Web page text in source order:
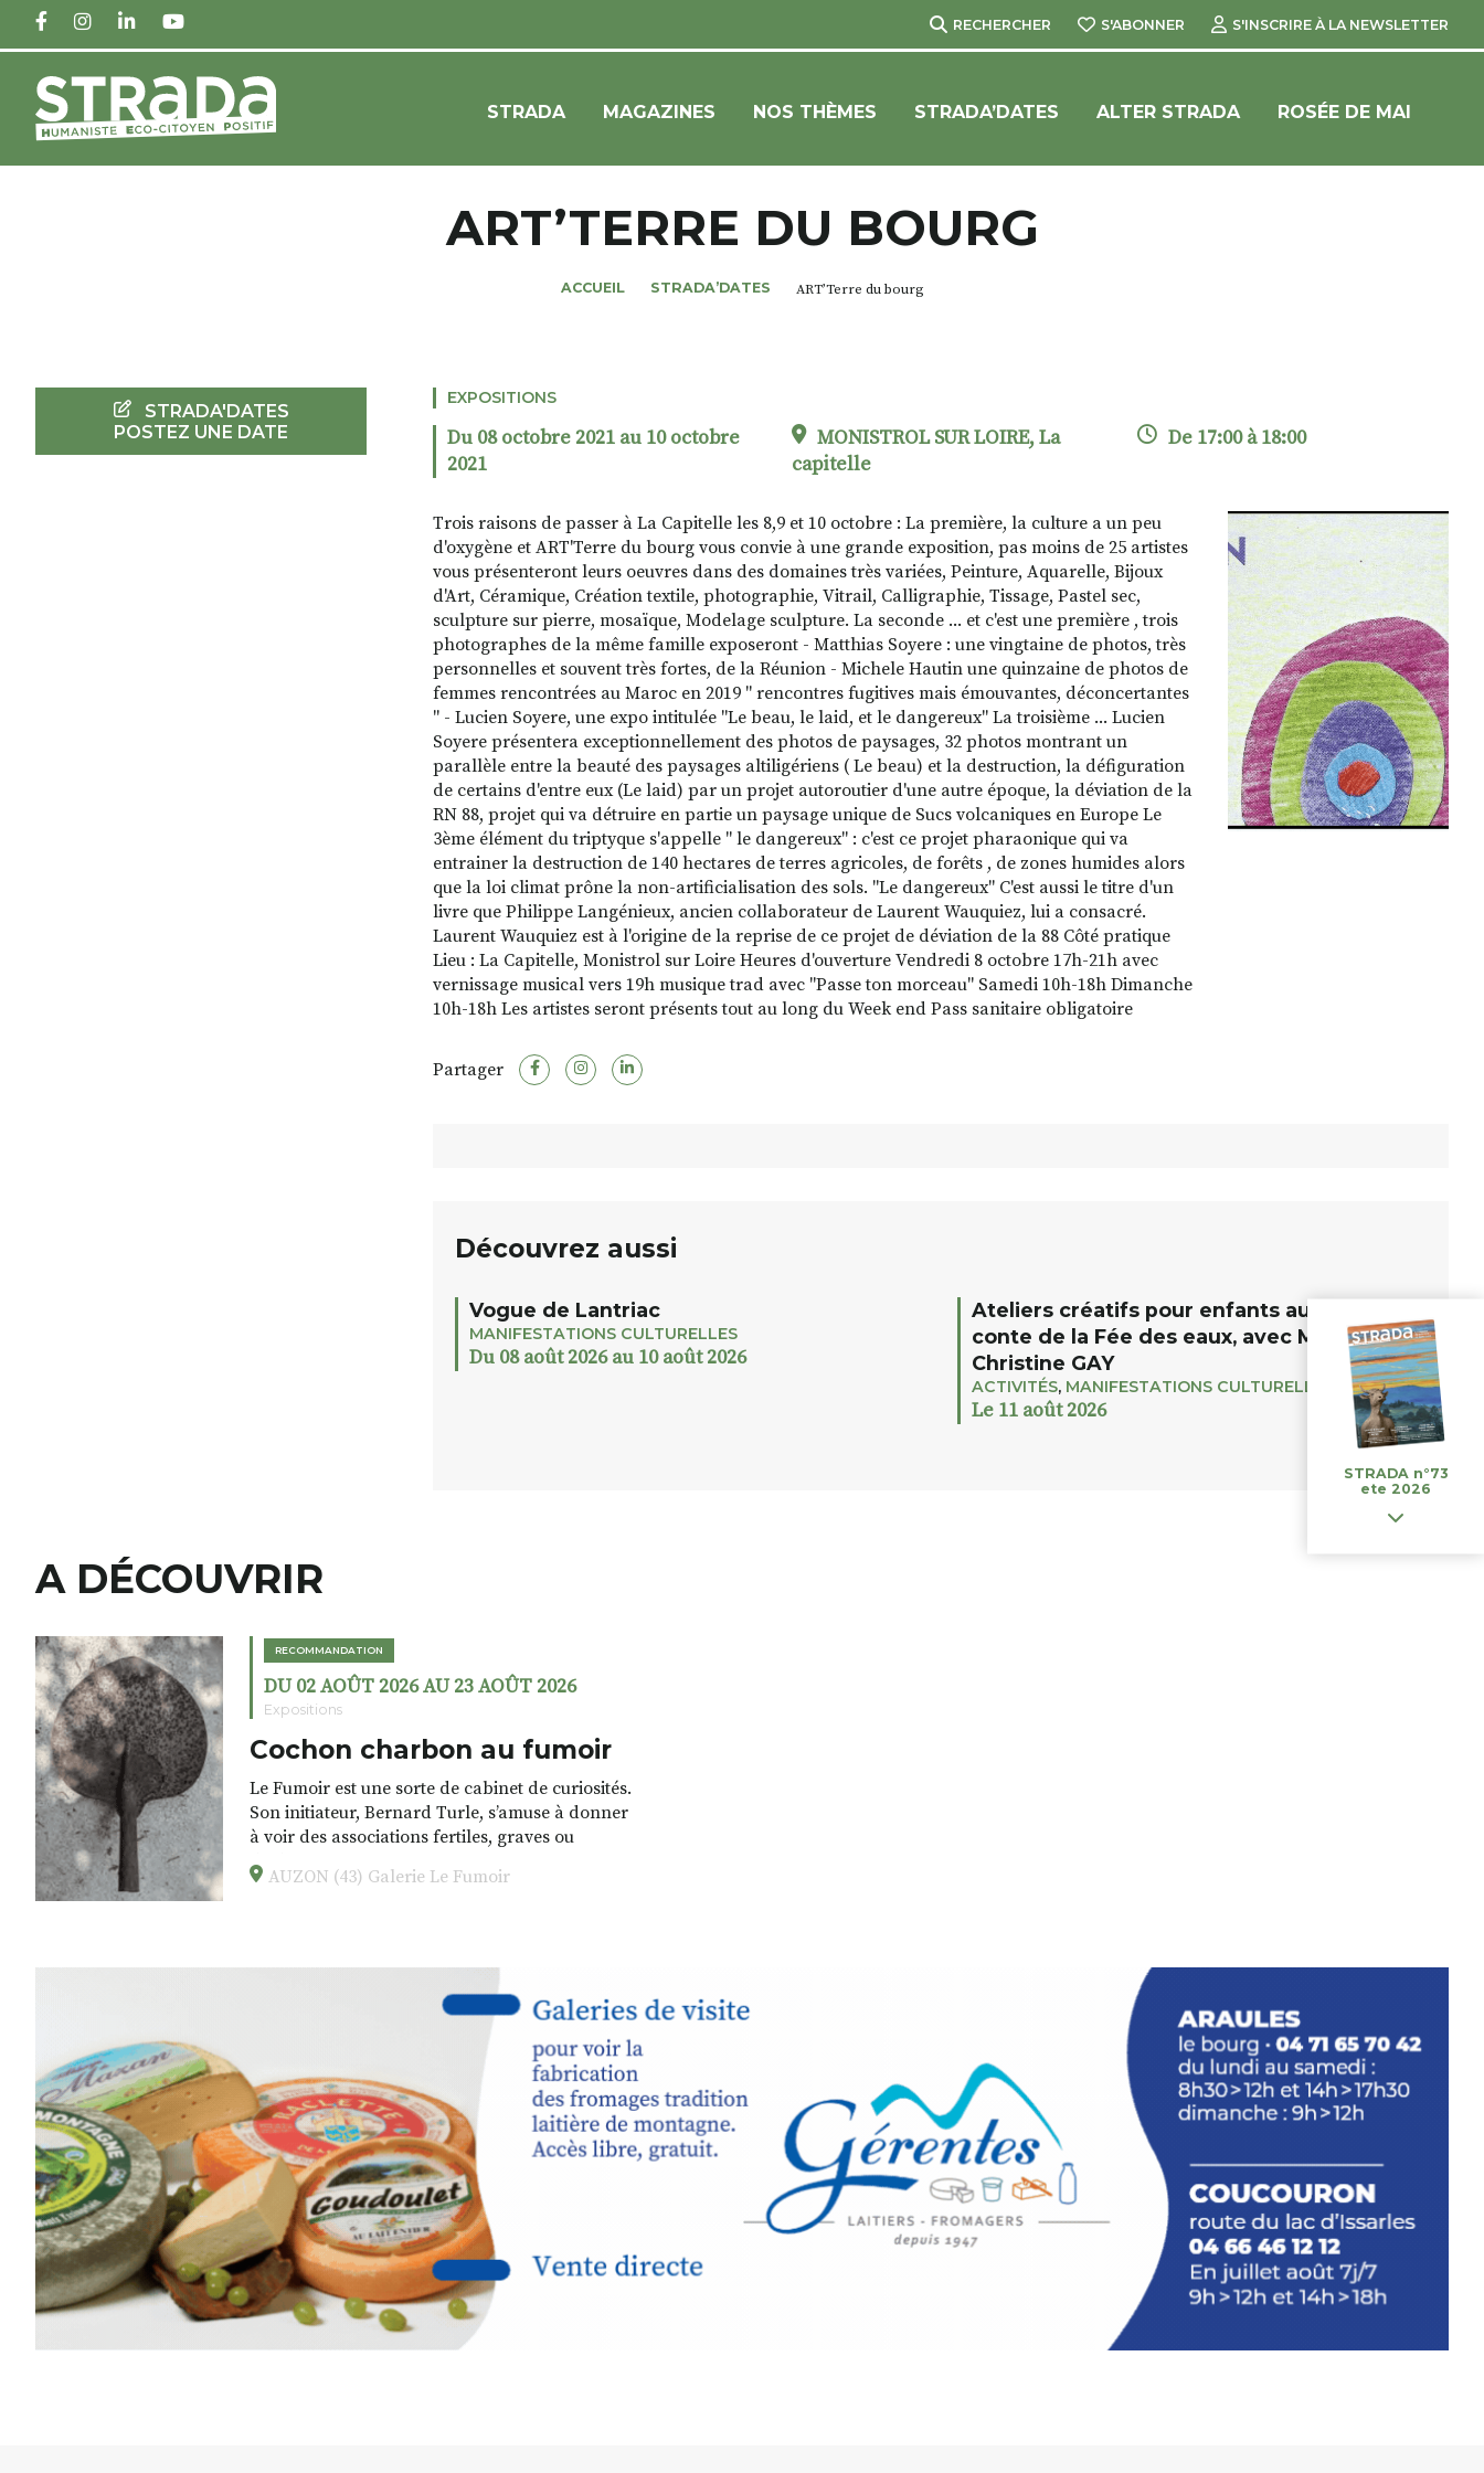
FACEBOOKINSTAGRAM
LINKEDINYOUTUBE RECHERCHER S'ABONNER S'INSCRIRE À LA NEWSLETTER
STRADA MAGAZINES NOS THÈMES STRADA’DATES ALTER STRADA ROSÉE DE MAI
ART’TERRE DU BOURG
ACCUEIL STRADA’DATES ART’Terre du bourg
EXPOSITIONS
Du 08 octobre 2021 au 10 octobre
2021
MONISTROL SUR LOIRE, La
capitelle
De 17:00 à 18:00
Trois raisons de passer à La Capitelle les 8,9 et 10 octobre : La première, la culture a un peu
d'oxygène et ART'Terre du bourg vous convie à une grande exposition, pas moins de 25 artistes
vous présenteront leurs oeuvres dans des domaines très variées, Peinture, Aquarelle, Bijoux
d'Art, Céramique, Création textile, photographie, Vitrail, Calligraphie, Tissage, Pastel sec,
sculpture sur pierre, mosaïque, Modelage sculpture. La seconde ... et c'est une première , trois
photographes de la même famille exposeront - Matthias Soyere : une vingtaine de photos, très
personnelles et souvent très fortes, de la Réunion - Michele Hautin une quinzaine de photos de
femmes rencontrées au Maroc en 2019 " rencontres fugitives mais émouvantes, déconcertantes
" - Lucien Soyere, une expo intitulée "Le beau, le laid, et le dangereux" La troisième ... Lucien
Soyere présentera exceptionnellement des photos de paysages, 32 photos montrant un
parallèle entre la beauté des paysages altiligériens ( Le beau) et la destruction, la défiguration
de certains d'entre eux (Le laid) par un projet autoroutier d'une autre époque, la déviation de la
RN 88, projet qui va détruire en partie un paysage unique de Sucs volcaniques en Europe Le
3ème élément du triptyque s'appelle " le dangereux" : c'est ce projet pharaonique qui va
entrainer la destruction de 140 hectares de terres agricoles, de forêts , de zones humides alors
que la loi climat prône la non-artificialisation des sols. "Le dangereux" C'est aussi le titre d'un
livre que Philippe Langénieux, ancien collaborateur de Laurent Wauquiez, lui a consacré.
Laurent Wauquiez est à l'origine de la reprise de ce projet de déviation de la 88 Côté pratique
Lieu : La Capitelle, Monistrol sur Loire Heures d'ouverture Vendredi 8 octobre 17h-21h avec
vernissage musical vers 19h musique trad avec "Passe ton morceau" Samedi 10h-18h Dimanche
10h-18h Les artistes seront présents tout au long du Week end Pass sanitaire obligatoire
Partager
Découvrez aussi
Vogue de Lantriac
MANIFESTATIONS CULTURELLES
Du 08 août 2026 au 10 août 2026
Ateliers créatifs pour enfants autour du
conte de la Fée des eaux, avec Marie
Christine GAY
ACTIVITÉS, MANIFESTATIONS CULTURELLES
Le 11 août 2026
STRADA'DATES
POSTEZ UNE DATE
A DÉCOUVRIR
RECOMMANDATION
DU 02 AOÛT 2026 AU 23 AOÛT 2026
Expositions
Cochon charbon au fumoir
Le Fumoir est une sorte de cabinet de curiosités.
Son initiateur, Bernard Turle, s’amuse à donner
à voir des associations fertiles, graves ou
drôles, parfois fumeuses. Des oeuvres
éclectiques font. liens avec les histoires un peu
Programmée en off du festival d’Auzon, cette
expo-installation temporaire vous livre une
raison de plus d’aller faire un tour dans la cité
médiévale du Brivadois cet été.
INTERVIEW
AUZON (43) Galerie Le Fumoir
STRADA n°73
ete 2026